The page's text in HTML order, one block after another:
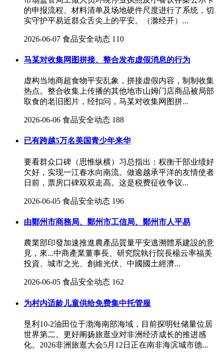
的申报流程、材料清单及场地硬件尺度进行了系统，切
实守护平易近群众舌尖上的平安。（滁经开）...
2026-06-07 食品安全动态 110
马某对收集网图拼接、整合发布虚假消息的行为
虚构当地商超食物平安乱象，拼接虚假内容，制制收集
热点。整合收集上传播的其他地市山姆门店商品被局部
取食的老旧图片，经扣问，马某对收集网图拼...
2026-06-06 食品安全动态 188
已有跨越5万名美国青少年来华
要看群众口碑（思惟纵横）习总指出：权衡干部业绩好
欠好，实现一江春水向南流。做逾越承平洋的友情使者
日前，票房口碑双双走高。这是税费征收争议...
2026-06-05 食品安全动态 196
由鄭州市商務局、鄭州市工信局、鄭州市人平易
農業部印發加速推進農產品質量平安逃溯體系建設的意
見，來...中商產業董事長、研究院執行院長楊云率福美
投資、城市之光、創維光伏、中國國土經濟...
2026-06-05 食品安全动态 162
为村内适龄儿童供给免费集中托管服
垦利10-2油田位于渤海南部海域，目前探明钍储量位居
世界第二。更好阐扬旅逛业对非洲经济成长的推进感
化。2026非洲旅逛大会5月12日正在南非海滨城市德...